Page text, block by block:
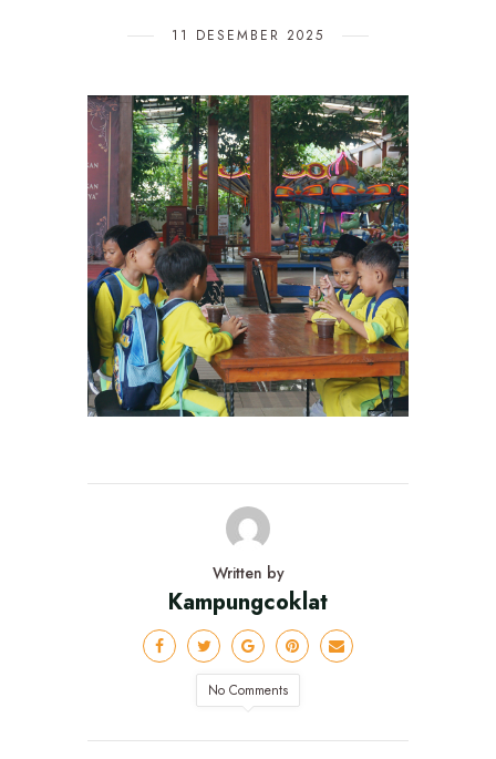
11 DESEMBER 2025
Written by
Kampungcoklat
No Comments